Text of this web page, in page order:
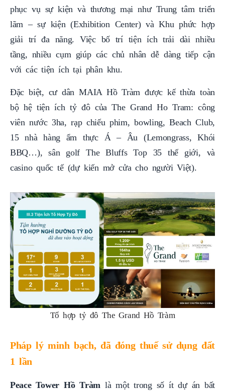
phục vụ sự kiện và thương mại như Trung tâm triển
lãm – sự kiện (Exhibition Center) và Khu phức hợp
giải trí đa năng. Việc bố trí tiện ích trải dài nhiều
tầng, nhiều cụm giúp các chủ nhân dễ dàng tiếp cận
với các tiện ích tại phân khu.
Đặc biệt, cư dân MAIA Hồ Tràm được kế thừa toàn
bộ hệ tiện ích tỷ đô của The Grand Ho Tram: công
viên nước 3ha, rạp chiếu phim, bowling, Beach Club,
15 nhà hàng ẩm thực Á – Âu (Lemongrass, Khói
BBQ…), sân golf The Bluffs Top 35 thế giới, và
casino quốc tế (dự kiến mở cửa cho người Việt).
Tổ hợp tỷ đô The Grand Hồ Tràm
Pháp lý minh bạch, đã đóng thuế sử dụng đất
1 lần
Peace Tower Hồ Tràmlà một trong số ít dự án bất